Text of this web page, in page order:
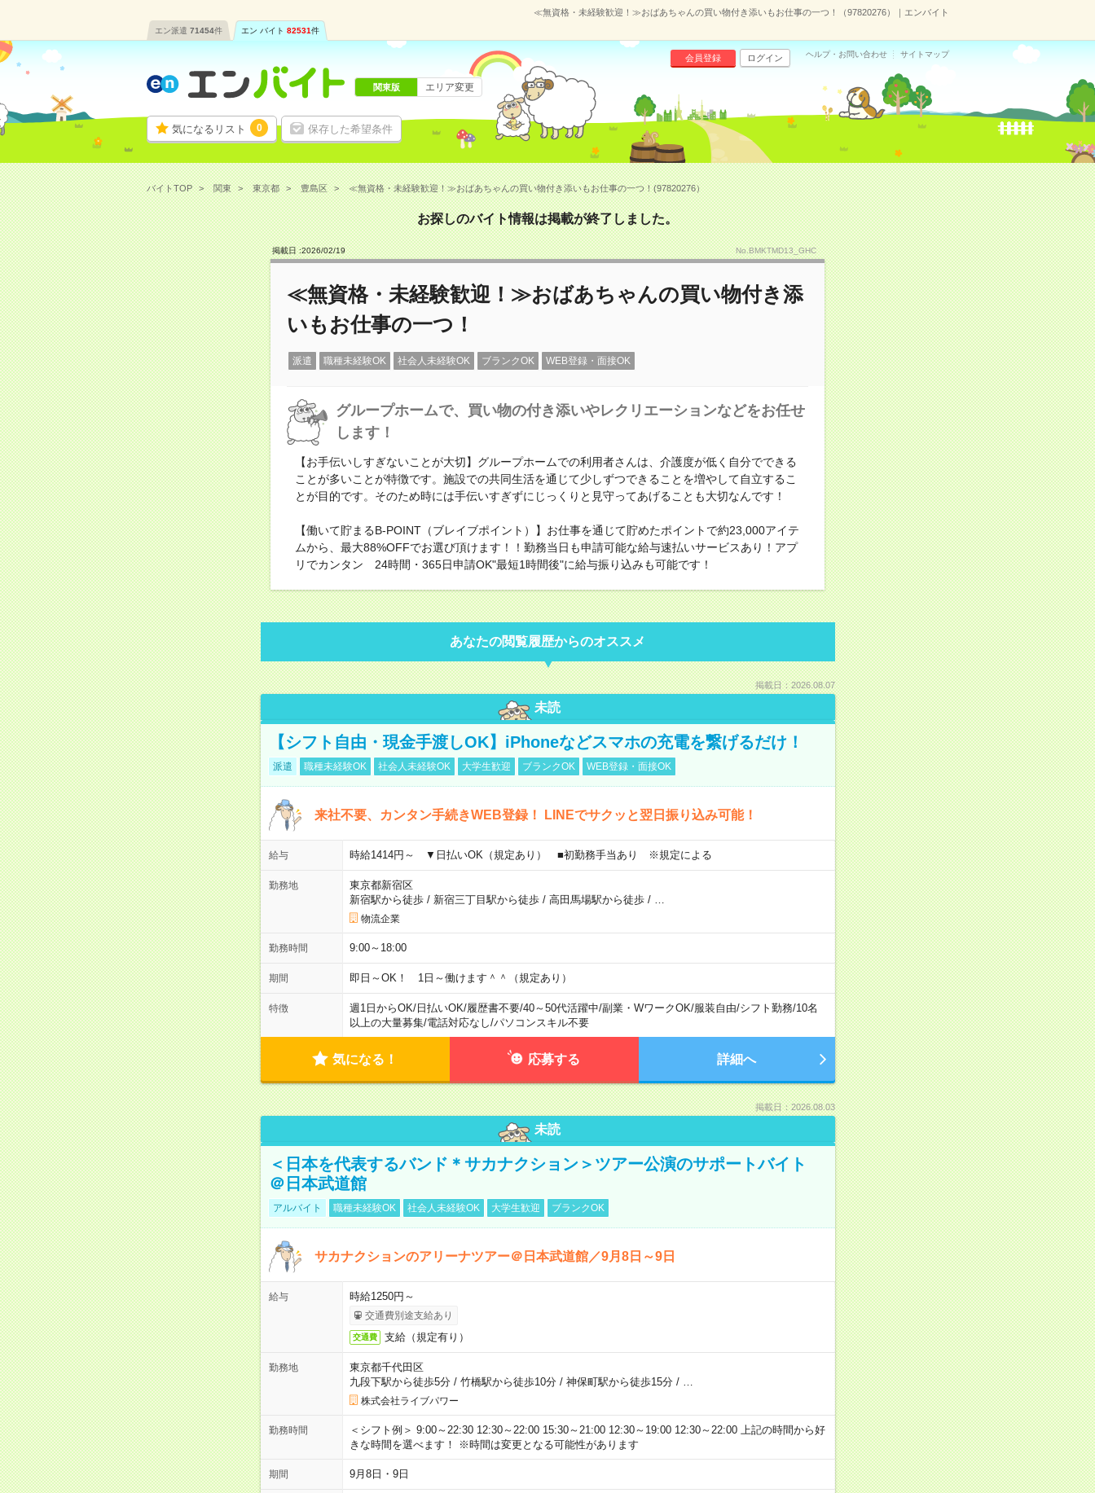
≪無資格・未経験歓迎！≫おばあちゃんの買い物付き添いもお仕事の一つ！（97820276）｜エンバイト
エン派遣 71454件 エン バイト 82531件
気になるリスト 0 保存した希望条件
会員登録 ログイン ヘルプ・お問い合わせ サイトマップ
関東版 エリア変更
バイトTOP 関東 東京都 豊島区 ≪無資格・未経験歓迎！≫おばあちゃんの買い物付き添いもお仕事の一つ！(97820276）
お探しのバイト情報は掲載が終了しました。
掲載日 :2026/02/19 No.BMKTMD13_GHC
≪無資格・未経験歓迎！≫おばあちゃんの買い物付き添
いもお仕事の一つ！
派遣 職種未経験OK 社会人未経験OK ブランクOK WEB登録・面接OK
グループホームで、買い物の付き添いやレクリエーションなどをお任せ
します！
【お手伝いしすぎないことが大切】グループホームでの利用者さんは、介護度が低く自分でできる
ことが多いことが特徴です。施設での共同生活を通じて少しずつできることを増やして自立するこ
とが目的です。そのため時には手伝いすぎずにじっくりと見守ってあげることも大切なんです！
【働いて貯まるB-POINT（ブレイブポイント）】お仕事を通じて貯めたポイントで約23,000アイテ
ムから、最大88%OFFでお選び頂けます！！勤務当日も申請可能な給与速払いサービスあり！アプ
リでカンタン 24時間・365日申請OK"最短1時間後"に給与振り込みも可能です！
あなたの閲覧履歴からのオススメ
掲載日：2026.08.07
未読
【シフト自由・現金手渡しOK】iPhoneなどスマホの充電を繋げるだけ！
派遣 職種未経験OK 社会人未経験OK 大学生歓迎 ブランクOK WEB登録・面接OK
来社不要、カンタン手続きWEB登録！ LINEでサクッと翌日振り込み可能！
給与 時給1414円～ ▼日払いOK（規定あり） ■初勤務手当あり ※規定による
勤務地
東京都新宿区
新宿駅から徒歩/ 新宿三丁目駅から徒歩/ 高田馬場駅から徒歩/
物流企業
勤務時間 9:00～18:00
期間 即日～OK！ 1日～働けます＾＾（規定あり）
特徴 週1日からOK/日払いOK/履歴書不要/40～50代活躍中/副業・WワークOK/服装自由/シフト勤務/10名
以上の大量募集/電話対応なし/パソコンスキル不要
気になる！ 応募する 詳細へ
掲載日：2026.08.03
未読
＜日本を代表するバンド＊サカナクション＞ツアー公演のサポートバイト
＠日本武道館
アルバイト 職種未経験OK 社会人未経験OK 大学生歓迎 ブランクOK
サカナクションのアリーナツアー＠日本武道館／9月8日～9日
給与 時給1250円～
交通費別途支給あり
交通費 支給（規定有り）
勤務地
東京都千代田区
九段下駅から徒歩5分/ 竹橋駅から徒歩10分/ 神保町駅から徒歩15分/
株式会社ライブパワー
勤務時間
＜シフト例＞ 9:00～22:30 12:30～22:00 15:30～21:00 12:30～19:00 12:30～22:00 上記の時間から好
きな時間を選べます！ ※時間は変更となる可能性があります
期間 9月8日・9日